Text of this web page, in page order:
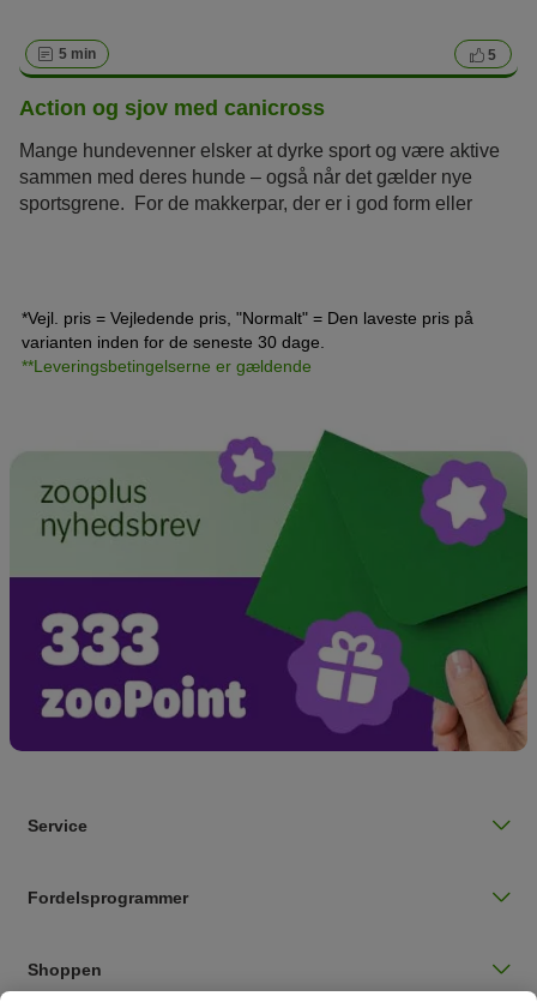
5 min 5
Action og sjov med canicross
Mange hundevenner elsker at dyrke sport og være aktive
sammen med deres hunde – også når det gælder nye
sportsgrene. For de makkerpar, der er i god form eller
en fleksibel snor. Sportsgrenen gør ikke kun begge parter
fit, men opbygger disciplin på en ansvarsfuld måde og
styrker båndet mellem menneske og dyr.
*Vejl. pris = Vejledende pris, "Normalt" = Den laveste pris på
varianten inden for de seneste 30 dage.
**Leveringsbetingelserne er gældende
Service
Fordelsprogrammer
Shoppen